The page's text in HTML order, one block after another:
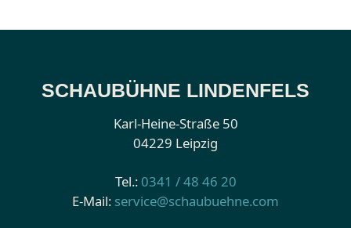
SCHAUBÜHNE LINDENFELS
Karl-Heine-Straße 50
04229 Leipzig
Tel.: 0341 / 48 46 20
E-Mail: service@schaubuehne.com